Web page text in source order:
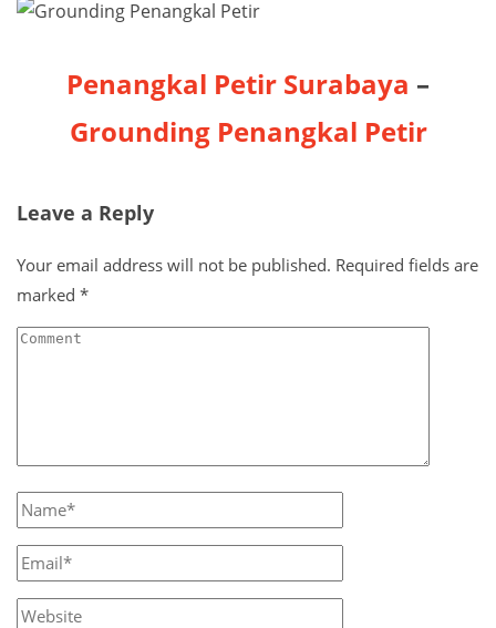
Penangkal Petir Surabaya –
Grounding Penangkal Petir
Leave a Reply
Your email address will not be published. Required fields are
marked *